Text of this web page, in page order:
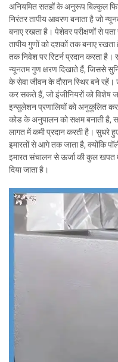
अनियमित सतहों के अनुरूप बिल्कुल
निरंतर तापीय आवरण बनाता है जो
बनाए रखता है। पेशेवर परीक्षणों से
तापीय गुणों को दशकों तक बनाए
तक निवेश पर रिटर्न प्रदान करता
न्यूनतम गुण क्षरण दिखाते हैं, जिससे
के सेवा जीवन के दौरान स्थिर बने रहें।
कर सकते हैं, जो इंजीनियरों को विशेष
इन्सुलेशन प्रणालियों को अनुकूलित
कोड के अनुपालन को सक्षम बनाती है,
लागत में कमी प्रदान करती है। सुधरे हुए
इमारतों से आगे तक जाता है, क्योंकि
इमारत संचालन से ऊर्जा की कुल खपत
दिया जाता है।